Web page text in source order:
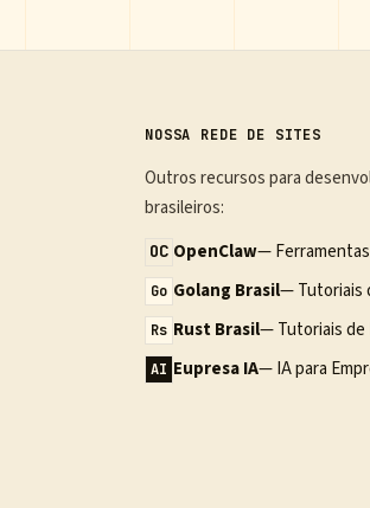
NOSSA REDE DE SITES
Outros recursos para
brasileiros:
OC OpenClaw—
Go Golang Brasil— Tutoriais
Rs Rust Brasil— Tutoriais de
AI Eupresa IA— IA para